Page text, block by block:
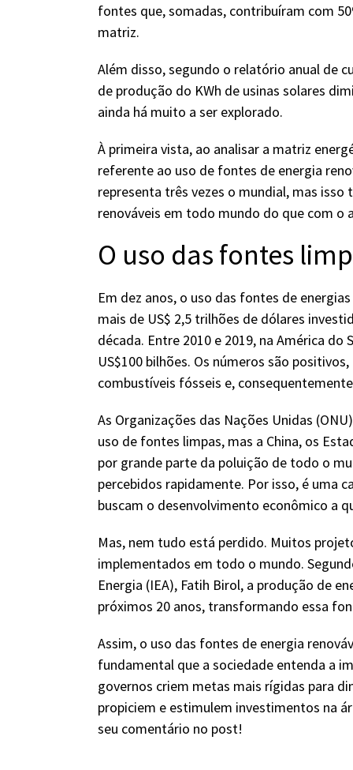
fontes que, somadas, contribuíram com
matriz.
Além disso, segundo o relatório anual de
de produção do KWh de usinas solares
ainda há muito a ser explorado.
À primeira vista, ao analisar a matriz
referente ao uso de fontes de energia
representa três vezes o mundial, mas
renováveis em todo mundo do que com o
O uso das fontes
Em dez anos, o uso das fontes de
mais de US$ 2,5 trilhões de dólares
década. Entre 2010 e 2019, na América
US$100 bilhões. Os números são
combustíveis fósseis e,
As Organizações das Nações Unidas
uso de fontes limpas, mas a China, os
por grande parte da poluição de todo o
percebidos rapidamente. Por isso, é uma
buscam o desenvolvimento econômico a
Mas, nem tudo está perdido. Muitos
implementados em todo o mundo.
Energia (IEA), Fatih Birol, a produção de
próximos 20 anos, transformando essa
Assim, o uso das fontes de energia
fundamental que a sociedade entenda a
governos criem metas mais rígidas para
propiciem e estimulem investimentos na
seu comentário no post!